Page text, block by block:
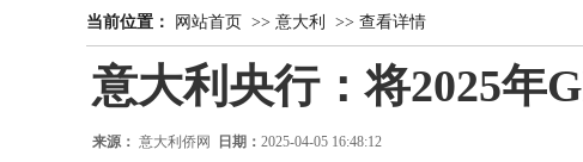
中国电视
当前位置： 网站首页 >> 意大利 >> 查看详情
意大利央行：将2025年
来源： 意大利侨网 日期： 2025-04-05 16:48:12